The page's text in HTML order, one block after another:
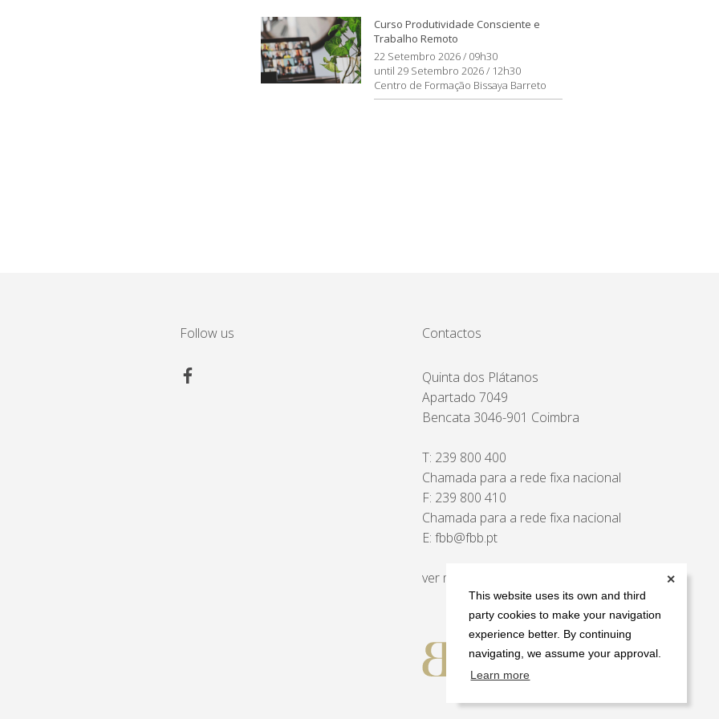
This website uses its own and third
party cookies to make your navigation
experience better. By continuing
navigating, we assume your approval.
Learn more
✕
Curso Produtividade Consciente e
Trabalho Remoto
22 Setembro 2026 / 09h30
until 29 Setembro 2026 / 12h30
Centro de Formação Bissaya Barreto
Follow us Contactos
Quinta dos Plátanos
Apartado 7049
Bencata 3046-901 Coimbra
T: 239 800 400
Chamada para a rede fixa nacional
F: 239 800 410
Chamada para a rede fixa nacional
E:fbb@fbb.pt
ver mapa